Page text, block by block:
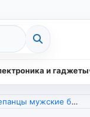
и гаджеты
мужские бордовые (арт. 6728)